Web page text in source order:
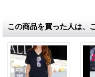
この商品を買った人は、